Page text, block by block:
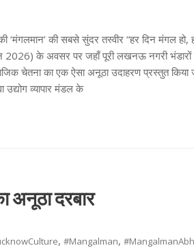
‘मंगलमान’ की सबसे सुंदर तस्वीर “हर दिन मंगल
के अवसर पर जहाँ पूरी लखनऊ नगरी भंडारों के
चेतना का एक ऐसा अनूठा उदाहरण प्रस्तुत
उद्योग व्यापार मंडल के
अनूठा दरबार
, #Mangalman,